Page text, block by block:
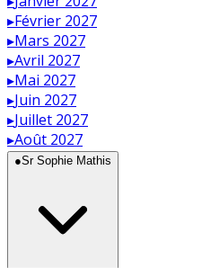
▸Février 2027
▸Mars 2027
▸Avril 2027
▸Mai 2027
▸Juin 2027
▸Juillet 2027
▸Août 2027
●Sr Sophie Mathis